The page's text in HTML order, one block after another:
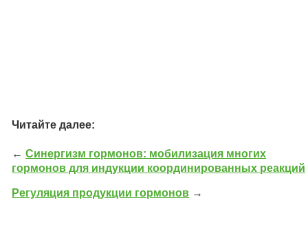
Читайте далее:
←Синергизм гормонов: мобилизация многих
гормонов для индукции координированных реакций
Регуляция продукции гормонов →